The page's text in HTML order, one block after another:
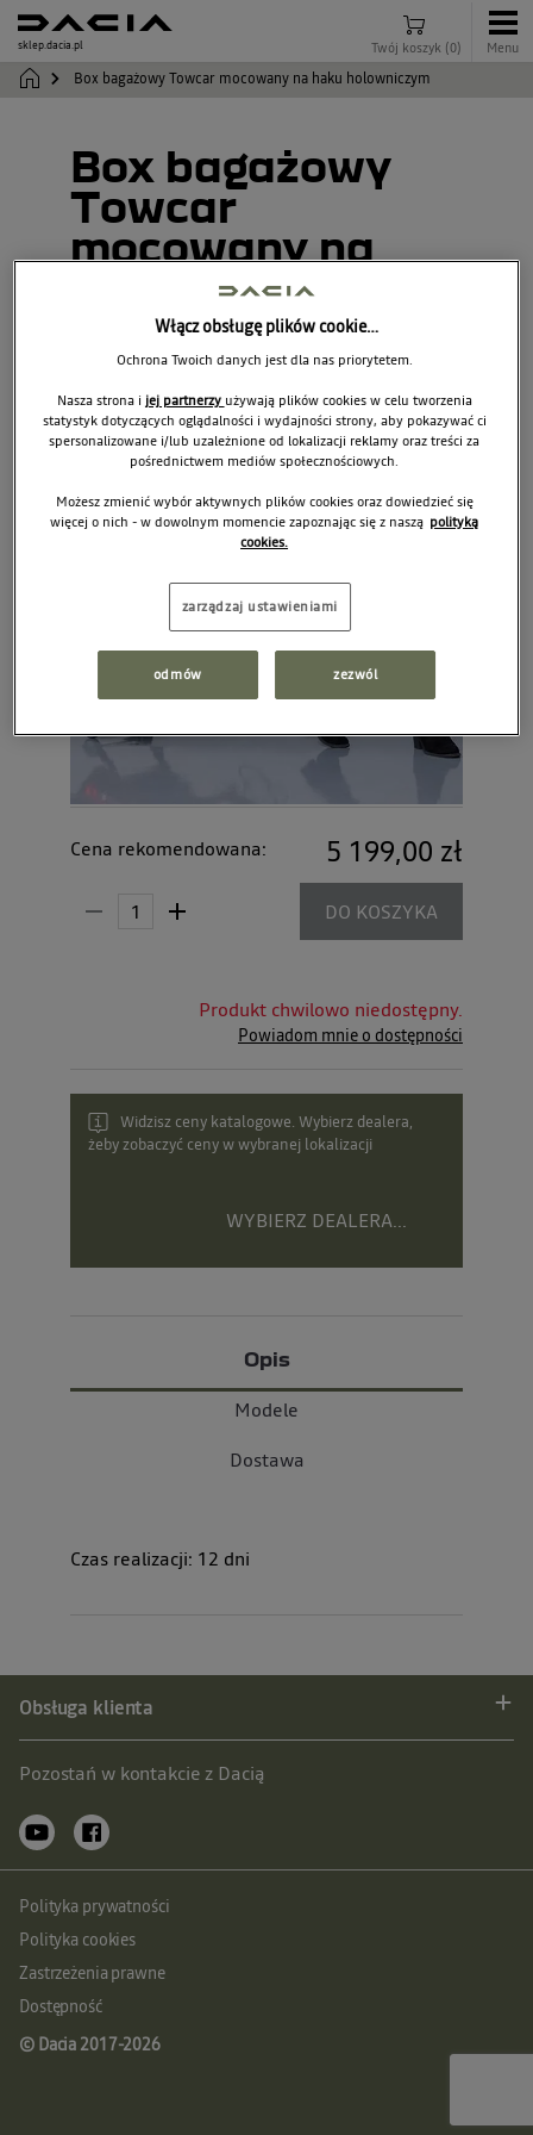
sklep.dacia.pl Twój koszyk (0) Menu
Box bagażowy Towcar mocowany na haku holowniczym
Box bagażowy
Towcar
mocowany na
holowniczym
Cena rekomendowana: 5 199,00 zł
DO KOSZYKA
Produkt chwilowo niedostępny.
Powiadom mnie o dostępności
Widzisz ceny katalogowe. Wybierz dealera,
żeby zobaczyć ceny w wybranej lokalizacji
WYBIERZ DEALERA...
Opis
Modele
Dostawa
Czas realizacji: 12 dni
Obsługa klienta
Pozostań w kontakcie z Dacią
Polityka prywatności
Polityka cookies
Zastrzeżenia prawne
Dostępność
© Dacia 2017-2026
Włącz obsługę plików cookie…
Ochrona Twoich danych jest dla nas priorytetem.
Nasza strona i jej partnerzy używają plików cookies w celu tworzenia
statystyk dotyczących oglądalności i wydajności strony, aby pokazywać ci
spersonalizowane i/lub uzależnione od lokalizacji reklamy oraz treści za
pośrednictwem mediów społecznościowych.
Możesz zmienić wybór aktywnych plików cookies oraz dowiedzieć się
więcej o nich - w dowolnym momencie zapoznając się z naszą polityką
cookies.
zarządzaj ustawieniami
odmów zezwól